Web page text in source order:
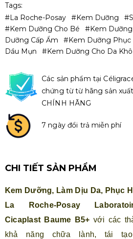
Tags:
#La Roche-Posay
#Kem Dưỡng
#kem Dưỡng Cho Bé
#kem Dưỡng
Dưỡng Cấp Ẩm
#kem Dưỡng Phục
Dầu Mụn
#kem Dưỡng Cho Da Khô
Các sản phẩm tại
chứng từ từ hãng sản
CHÍNH HÃNG
7 ngày đổi trả miễn phí
CHI TIẾT SẢN PHẨM
Kem Dưỡng, Làm Dịu Da, Phục
La Roche-Posay
Cicaplast Baume B5+ với các
khả năng chữa lành, tái